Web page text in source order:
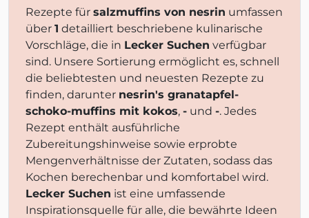
Rezepte für salzmuffins von nesrin umfassen
über 1 detailliert beschriebene kulinarische
Vorschläge, die in Lecker Suchen verfügbar
sind. Unsere Sortierung ermöglicht es, schnell
die beliebtesten und neuesten Rezepte zu
finden, darunter nesrin's granatapfel-
schoko-muffins mit kokos, - und -. Jedes
Rezept enthält ausführliche
Zubereitungshinweise sowie erprobte
Mengenverhältnisse der Zutaten, sodass das
Kochen berechenbar und komfortabel wird.
Lecker Suchen ist eine umfassende
Inspirationsquelle für alle, die bewährte Ideen